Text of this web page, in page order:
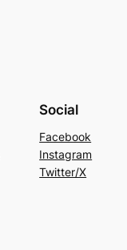
Social
Facebook
Instagram
Twitter/X